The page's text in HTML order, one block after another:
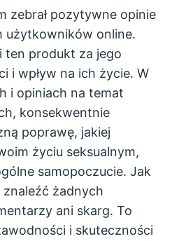
zebrał pozytywne opinie
użytkowników online.
ten produkt za jego
i wpływ na ich życie. W
i opiniach na temat
konsekwentnie
poprawę, jakiej
życiu seksualnym,
samopoczucie. Jak
żadnych
ani skarg. To
i skuteczności